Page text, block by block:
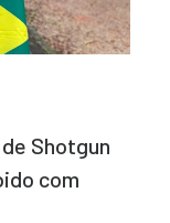
Shotgun
com